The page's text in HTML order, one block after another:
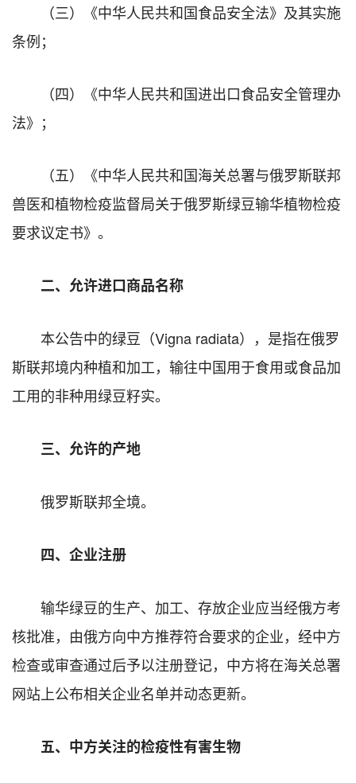
（三）《中华人民共和国食品安全法》及其实施
条例；
（四）《中华人民共和国进出口食品安全管理办
法》；
（五）《中华人民共和国海关总署与俄罗斯联邦
兽医和植物检疫监督局关于俄罗斯绿豆输华植物检疫
要求议定书》。
二、允许进口商品名称
本公告中的绿豆（Vigna radiata），是指在俄罗
斯联邦境内种植和加工，输往中国用于食用或食品加
工用的非种用绿豆籽实。
三、允许的产地
俄罗斯联邦全境。
四、企业注册
输华绿豆的生产、加工、存放企业应当经俄方考
核批准，由俄方向中方推荐符合要求的企业，经中方
检查或审查通过后予以注册登记，中方将在海关总署
网站上公布相关企业名单并动态更新。
五、中方关注的检疫性有害生物